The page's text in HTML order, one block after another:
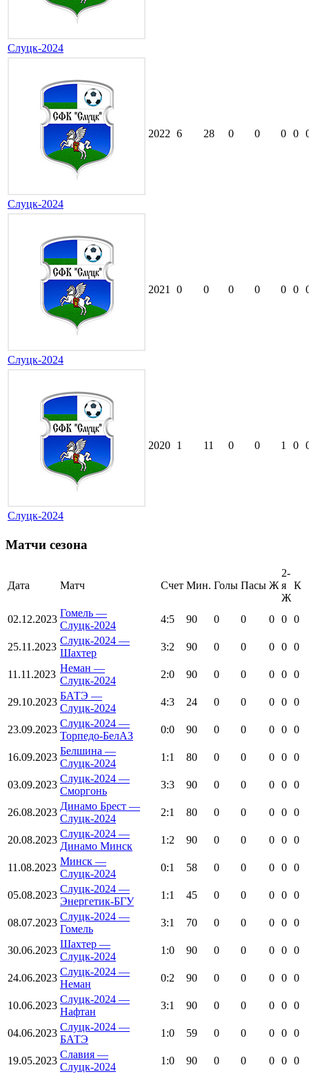
Слуцк-2024
Слуцк-2024
2022 6 28 0 0 0 0
Слуцк-2024
2021 0 0 0 0 0 0
Слуцк-2024
2020 1 11 0 0 1 0
Матчи сезона
Дата Матч Счет Мин. Голы Пасы Ж
2-
я
Ж
К
02.12.2023
Гомель —
Слуцк-2024
4:5 90 0 0 0 0 0
25.11.2023
Слуцк-2024 —
Шахтер
3:2 90 0 0 0 0 0
11.11.2023
Неман —
Слуцк-2024
2:0 90 0 0 0 0 0
29.10.2023
БАТЭ —
Слуцк-2024
4:3 24 0 0 0 0 0
23.09.2023
Слуцк-2024 —
Торпедо-БелАЗ
0:0 90 0 0 0 0 0
16.09.2023
Белшина —
Слуцк-2024
1:1 80 0 0 0 0 0
03.09.2023
Слуцк-2024 —
Сморгонь
3:3 90 0 0 0 0 0
26.08.2023
Динамо Брест —
Слуцк-2024
2:1 80 0 0 0 0 0
20.08.2023
Слуцк-2024 —
Динамо Минск
1:2 90 0 0 0 0 0
11.08.2023
Минск —
Слуцк-2024
0:1 58 0 0 0 0 0
05.08.2023
Слуцк-2024 —
Энергетик-БГУ
1:1 45 0 0 0 0 0
08.07.2023
Слуцк-2024 —
Гомель
3:1 70 0 0 0 0 0
30.06.2023
Шахтер —
Слуцк-2024
1:0 90 0 0 0 0 0
24.06.2023
Слуцк-2024 —
Неман
0:2 90 0 0 0 0 0
10.06.2023
Слуцк-2024 —
Нафтан
3:1 90 0 0 0 0 0
04.06.2023
Слуцк-2024 —
БАТЭ
1:0 59 0 0 0 0 0
19.05.2023
Славия —
Слуцк-2024
1:0 90 0 0 0 0 0